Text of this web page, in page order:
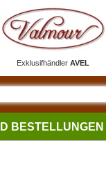
ExklusifhändlerAVEL
BESTELLUNGEN